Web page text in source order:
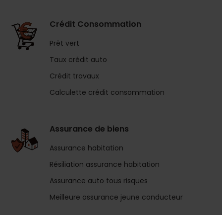
Crédit Consommation
Prêt vert
Taux crédit auto
Crédit travaux
Calculette crédit consommation
Assurance de biens
Assurance habitation
Résiliation assurance habitation
Assurance auto tous risques
Meilleure assurance jeune conducteur